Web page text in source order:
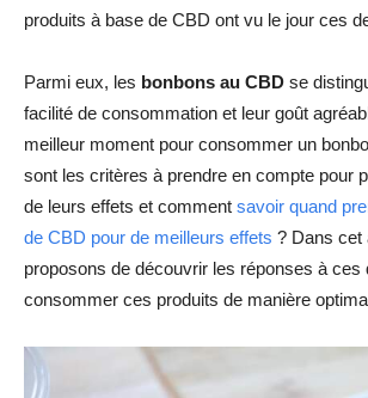
produits à base de CBD ont vu le jour ces
Parmi eux, les bonbons au CBD se
facilité de consommation et leur goût
meilleur moment pour consommer un
sont les critères à prendre en compte pour
de leurs effets et comment savoir quand
de CBD pour de meilleurs effets ? Dans cet
proposons de découvrir les réponses à ces
consommer ces produits de manière